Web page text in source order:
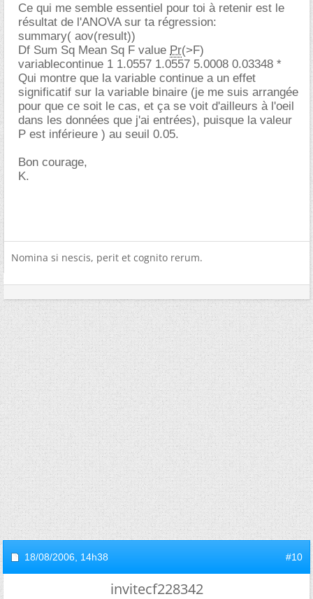
Ce qui me semble essentiel pour toi à retenir est le
résultat de l'ANOVA sur ta régression:
summary( aov(result))
Df Sum Sq Mean Sq F value Pr(>F)
variablecontinue 1 1.0557 1.0557 5.0008 0.03348 *
Qui montre que la variable continue a un effet
significatif sur la variable binaire (je me suis arrangée
pour que ce soit le cas, et ça se voit d'ailleurs à l'oeil
dans les données que j'ai entrées), puisque la valeur
P est inférieure ) au seuil 0.05.
Bon courage,
K.
Nomina si nescis, perit et cognito rerum.
18/08/2006, 14h38 #10
invitecf228342